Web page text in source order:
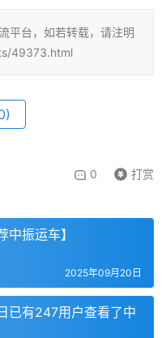
平台，如若转载，请注明
49373.html
)
0 打赏
振运车】
2025年09月20日
已有247用户查看了中